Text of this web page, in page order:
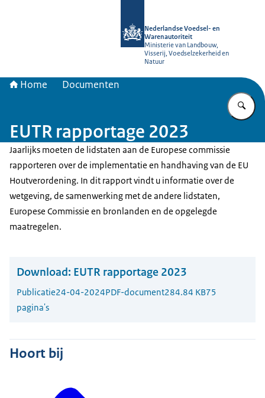
Nederlandse Voedsel- en
Warenautoriteit
Ministerie van Landbouw,
Visserij, Voedselzekerheid en
Natuur
Home Documenten
EUTR rapportage 2023
Jaarlijks moeten de lidstaten aan de Europese commissie
rapporteren over de implementatie en handhaving van de EU
Houtverordening. In dit rapport vindt u informatie over de
wetgeving, de samenwerking met de andere lidstaten,
Europese Commissie en bronlanden en de opgelegde
maatregelen.
Download: EUTR rapportage 2023
Publicatie24-04-2024PDF-document284.84 KB75
pagina's
Hoort bij